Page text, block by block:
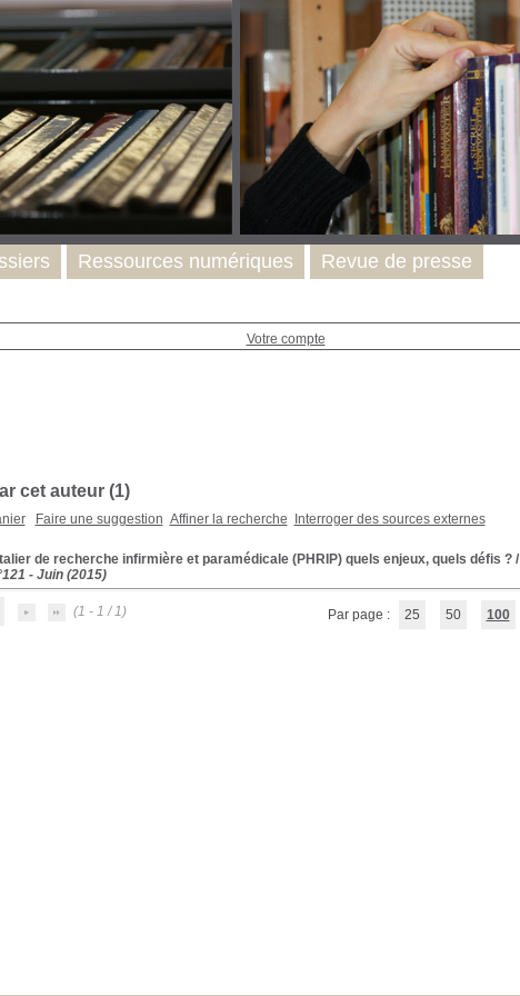
Votre compte
cet auteur (1)
Faire une suggestion Affiner la recherche Interroger des sources externes
de recherche infirmière et paramédicale (PHRIP) quels enjeux, quels défis ?/
- Juin (2015)
(1 - 1 / 1) Par page : 25 50 100
Ressources numériques Revue de presse